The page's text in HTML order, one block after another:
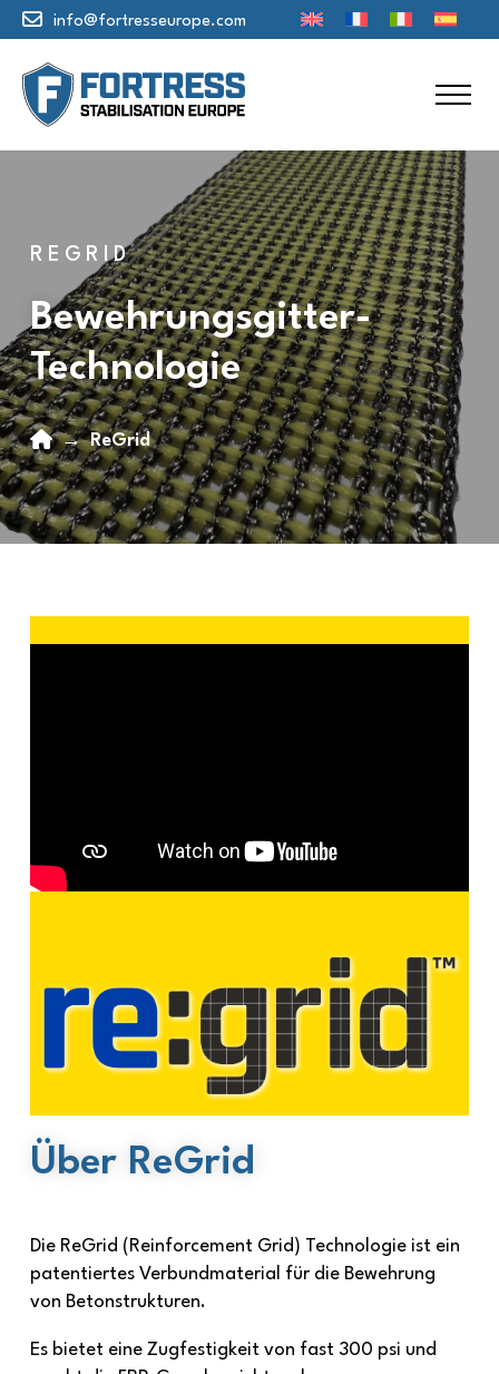
info@fortresseurope.com
REGRID
Bewehrungsgitter-
Technologie
Home
→ ReGrid
Über ReGrid
Die ReGrid (Reinforcement Grid) Technologie ist ein
patentiertes Verbundmaterial für die Bewehrung
von Betonstrukturen.
Es bietet eine Zugfestigkeit von fast 300 psi und